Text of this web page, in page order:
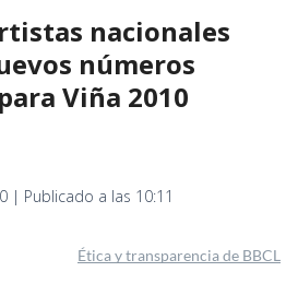
nacionales
números
Viña 2010
| Publicado a las 10:11
Ética y transparencia de BBCL